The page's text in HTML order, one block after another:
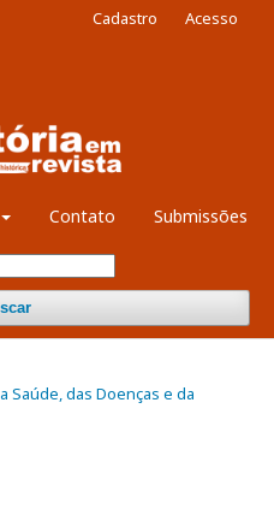
Contato Submissões
Cadastro Acesso
Saúde, das Doenças e da